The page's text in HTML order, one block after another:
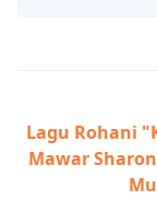
Lagu Rohani
Mawar